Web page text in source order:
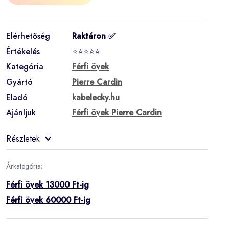
Elérhetőség
Raktáron ✅
Értékelés
⭐⭐⭐⭐⭐
Kategória
Férfi övek
Gyártó
Pierre Cardin
Eladó
kabelecky.hu
Ajánljuk
Férfi övek Pierre Cardin
Részletek
Árkategória:
Férfi övek 13000 Ft-ig
Férfi övek 60000 Ft-ig